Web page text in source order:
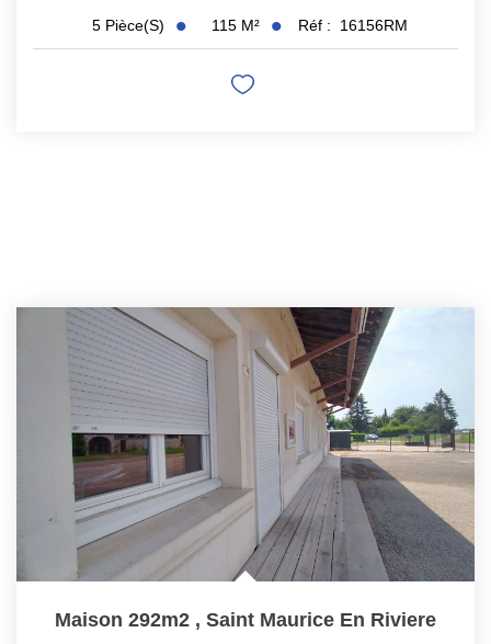
5 Pièce(s) 115 M² Réf : 16156RM
Maison 292m2 , Saint Maurice En Riviere